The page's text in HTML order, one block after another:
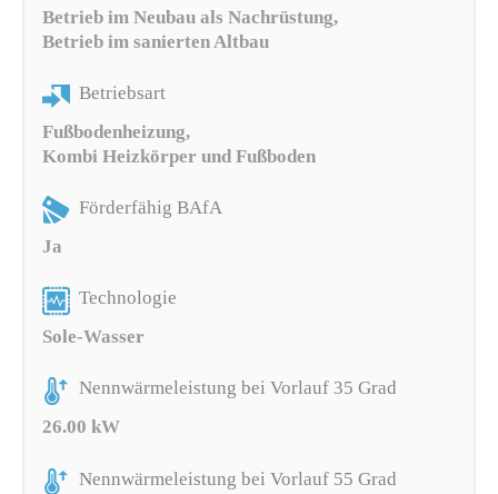
Betrieb im Neubau als Nachrüstung,
Betrieb im sanierten Altbau
Betriebsart
Fußbodenheizung,
Kombi Heizkörper und Fußboden
Förderfähig BAfA
Ja
Technologie
Sole-Wasser
Nennwärmeleistung bei Vorlauf 35 Grad
26.00 kW
Nennwärmeleistung bei Vorlauf 55 Grad